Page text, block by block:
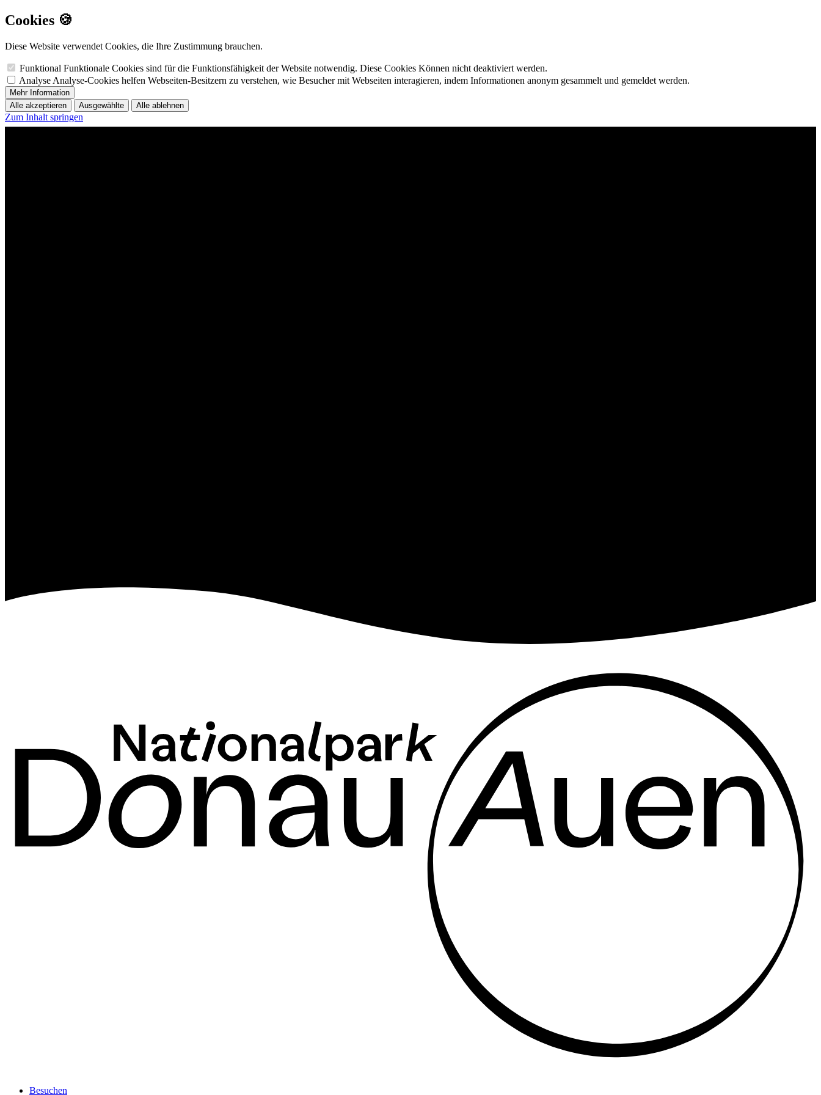
Cookies 🍪
Diese Website verwendet Cookies, die Ihre Zustimmung brauchen.
Funktional Funktionale Cookies sind für die Funktionsfähigkeit der Website notwendig. Diese Cookies Können nicht deaktiviert werden.
Analyse Analyse-Cookies helfen Webseiten-Besitzern zu verstehen, wie Besucher mit Webseiten interagieren, indem Informationen anonym gesammelt und gemeldet werden.
Mehr Information
Alle akzeptieren
Ausgewählte Alle ablehnen
Zum Inhalt springen
Besuchen